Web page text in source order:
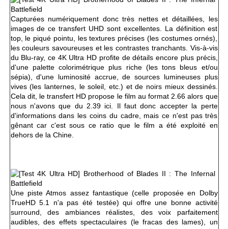
Capturées numériquement donc très nettes et détaillées, les
images de ce transfert UHD sont excellentes. La définition est
top, le piqué pointu, les textures précises (les costumes ornés),
les couleurs savoureuses et les contrastes tranchants. Vis-à-vis
du Blu-ray, ce 4K Ultra HD profite de détails encore plus précis,
d'une palette colorimétrique plus riche (les tons bleus et/ou
sépia), d'une luminosité accrue, de sources lumineuses plus
vives (les lanternes, le soleil, etc.) et de noirs mieux dessinés.
Cela dit, le transfert HD propose le film au format 2.66 alors que
nous n'avons que du 2.39 ici. Il faut donc accepter la perte
d'informations dans les coins du cadre, mais ce n'est pas très
gênant car c'est sous ce ratio que le film a été exploité en
dehors de la Chine.
Une piste Atmos assez fantastique (celle proposée en Dolby
TrueHD 5.1 n'a pas été testée) qui offre une bonne activité
surround, des ambiances réalistes, des voix parfaitement
audibles, des effets spectaculaires (le fracas des lames), un